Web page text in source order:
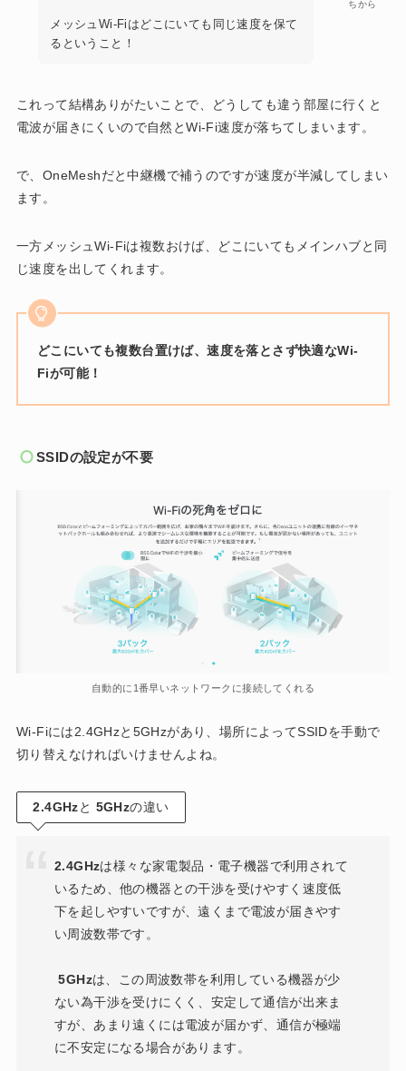
ちから
メッシュWi-Fiはどこにいても同じ速度を保て
るということ！
これって結構ありがたいことで、どうしても違う部屋に行くと
電波が届きにくいので自然とWi-Fi速度が落ちてしまいます。
で、OneMeshだと中継機で補うのですが速度が半減してしまい
ます。
一方メッシュWi-Fiは複数おけば、どこにいてもメインハブと同
じ速度を出してくれます。
どこにいても複数台置けば、速度を落とさず快適なWi-
Fiが可能！
SSIDの設定が不要
自動的に1番早いネットワークに接続してくれる
Wi-Fiには2.4GHzと5GHzがあり、場所によってSSIDを手動で
切り替えなければいけませんよね。
2.4GHzと 5GHzの違い
2.4GHzは様々な家電製品・電子機器で利用されて
いるため、他の機器との干渉を受けやすく速度低
下を起しやすいですが、遠くまで電波が届きやす
い周波数帯です。
5GHzは、この周波数帯を利用している機器が少
ない為干渉を受けにくく、安定して通信が出来ま
すが、あまり遠くには電波が届かず、通信が極端
に不安定になる場合があります。